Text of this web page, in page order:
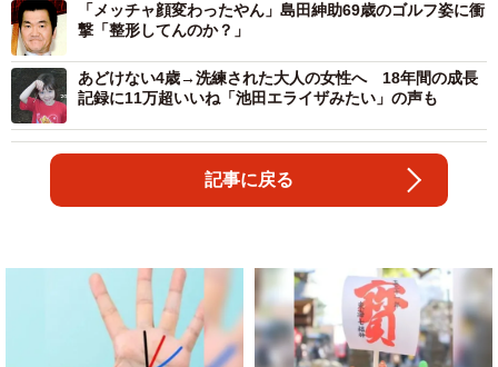
「メッチャ顔変わったやん」島田紳助69歳のゴルフ姿に衝
撃「整形してんのか？」
あどけない4歳→洗練された大人の女性へ 18年間の成長
記録に11万超いいね「池田エライザみたい」の声も
記事に戻る